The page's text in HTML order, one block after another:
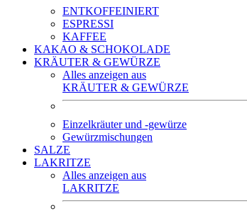
ENTKOFFEINIERT
ESPRESSI
KAFFEE
KAKAO & SCHOKOLADE
KRÄUTER & GEWÜRZE
Alles anzeigen aus
KRÄUTER & GEWÜRZE
Einzelkräuter und -gewürze
Gewürzmischungen
SALZE
LAKRITZE
Alles anzeigen aus
LAKRITZE